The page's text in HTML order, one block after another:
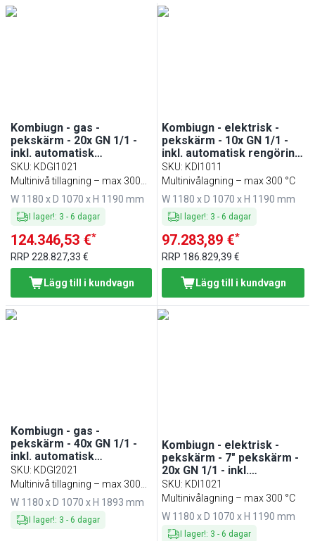
Kombiugn - gas -
pekskärm - 20x GN 1/1 -
inkl. automatisk
rengöring,
HACCP‑dataloggning &
kärntemperaturgivare &
innengestell
SKU: KDGI1021
Multinivå tillagning – max 300
°C
W 1180 x D 1070 x H 1190 mm
I lager!: 3 - 6 dagar
124.346,53 €*
RRP 228.827,33 €
Lägg till i kundvagn
Kombiugn - elektrisk -
pekskärm - 10x GN 1/1 -
inkl. automatisk rengöring
& handdusch - inkl.
kärntemperaturgivare &
SKU: KDI1011
Multinivålagning – max 300 °C
W 1180 x D 1070 x H 1190 mm
I lager!: 3 - 6 dagar
97.283,89 €*
RRP 186.829,39 €
Lägg till i kundvagn
Kombiugn - gas -
pekskärm - 40x GN 1/1 -
inkl. automatisk
rengöring,
HACCP‑dataloggning &
kärntemperaturgivare &
innengestell
SKU: KDGI2021
Multinivå tillagning – max 300
°C
W 1180 x D 1070 x H 1893 mm
I lager!: 3 - 6 dagar
Kombiugn - elektrisk -
pekskärm - 7" pekskärm -
20x GN 1/1 - inkl.
automatisk rengöring,
HACCP‑dataloggning &
USB - inkl.
kärntemperaturgivare &
innengestell
SKU: KDI1021
Multinivålagning – max 300 °C
W 1180 x D 1070 x H 1190 mm
I lager!: 3 - 6 dagar